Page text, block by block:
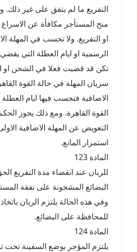
التفريغ ما لم يتفق على غير ذلك.
منح المستأجر مكافأة عن
او التفريغ. ولا تحسب في المهلة
الرسمية او ايام العطلة التي
تكن قد قضيت فعلا في الشحن او
سريان المهلة في حالة القوة
الاضافية فتحسب فيها ايام
القوة القاهرة. ومع ذلك يجوز
التعويض عن المهلة الاضافية
استمرار المانع.
المادة 123
للربان عند انقضاء مدة التفريغ
البضائع المشحونة على نفقة
وفي هذه الحالة يلتزم الربان باتخاذ
للمحافظة على البضائع.
المادة 124
يلتزم المؤجر بوضع السفينة